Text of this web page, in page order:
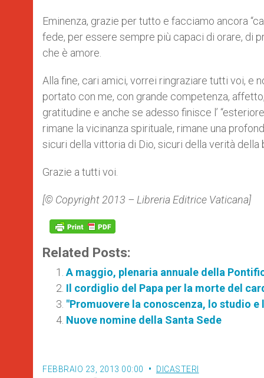
Eminenza, grazie per tutto e facciamo ancora
fede, per essere sempre più capaci di orare, di
che è amore.
Alla fine, cari amici, vorrei ringraziare tutti voi, e
portato con me, con grande competenza,
gratitudine e anche se adesso finisce l’
rimane la vicinanza spirituale, rimane una
sicuri della vittoria di Dio, sicuri della verità della
Grazie a tutti voi.
[© Copyright 2013 – Libreria Editrice Vaticana]
Related Posts:
A maggio, plenaria annuale della
Il cordiglio del Papa per la morte del
"Promuovere la conoscenza, lo studio
Nuove nomine della Santa Sede
FEBBRAIO 23, 2013 00:00 DICASTERI